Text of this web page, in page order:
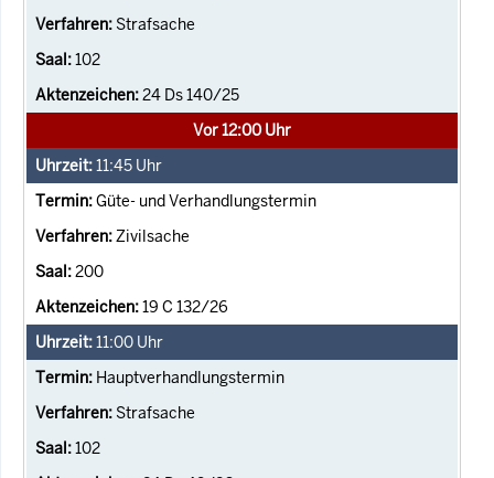
Strafsache
102
24 Ds 140/25
Vor 12:00 Uhr
11:45 Uhr
Güte- und Verhandlungstermin
Zivilsache
200
19 C 132/26
11:00 Uhr
Hauptverhandlungstermin
Strafsache
102